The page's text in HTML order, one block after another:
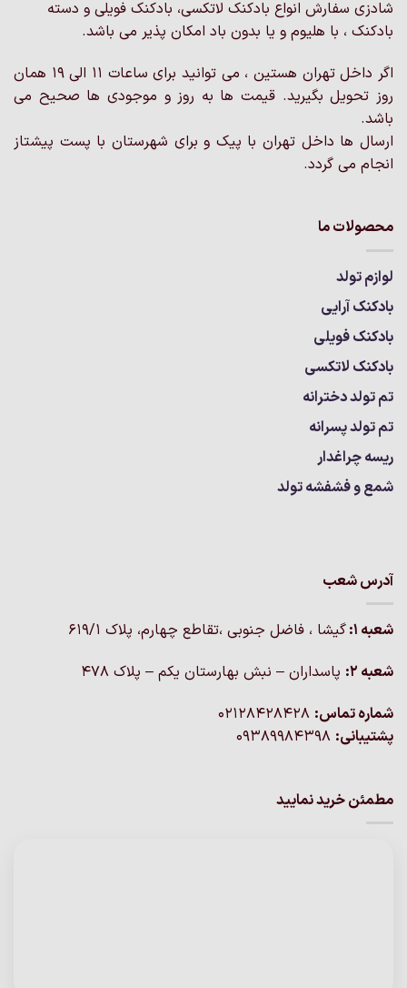
ممکن
است
در
محصول
انتخاب
ممکن
است
صفحه
محصول
انتخاب
شادزی سفارش انواع بادکنک لاتکسی، بادکنک فویلی و دسته
بادکنک ، با هلیوم و یا بدون باد امکان پذیر می باشد.
اگر داخل تهران هستین ، می توانید برای ساعات 11 الی 19 همان
روز تحویل بگیرید. قیمت ها به روز و موجودی ها صحیح می
باشد.
ارسال ها داخل تهران با پیک و برای شهرستان با پست پیشتاز
انجام می گردد.
محصولات ما
لوازم تولد
بادکنک آرایی
بادکنک فویلی
بادکنک لاتکسی
تم تولد دخترانه
تم تولد پسرانه
ریسه چراغدار
شمع و فشفشه تولد
آدرس شعب
شعبه 1:
گيشا ، فاضل جنوبی ،تقاطع چهارم، پلاک 619/1
شعبه 2:
پاسداران – نبش بهارستان یکم – پلاک ۴۷۸
شماره تماس:
پشتیبانی:
مطمئن خرید نمایید